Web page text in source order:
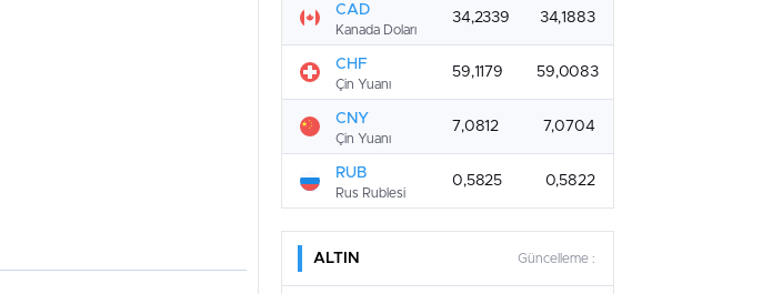
CAD
Kanada Doları
34,2339 34,1883
CHF
Çin Yuanı
59,1179 59,0083
CNY
Çin Yuanı
7,0812 7,0704
RUB
Rus Rublesi
0,5825 0,5822
ALTIN Güncelleme :